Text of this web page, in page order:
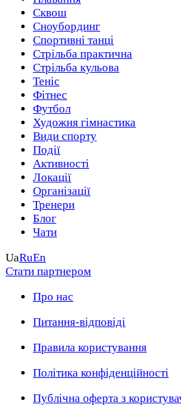
Сквош
Сноубординг
Спортивні танці
Стрільба практична
Стрільба кульова
Теніс
Фітнес
Футбол
Художня гімнастика
Види спорту
Події
Активності
Локації
Організації
Тренери
Блог
Чати
UaRuEn
Стати партнером
Про нас
Питання-відповіді
Правила користування
Політика конфіденційності
Публічна оферта з